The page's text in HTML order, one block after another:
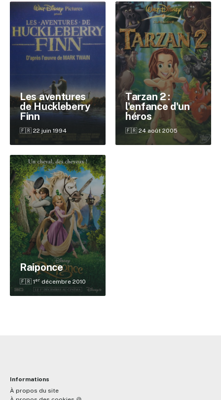
Les aventures
de Huckleberry
Finn
🇫🇷 22 juin 1994
Tarzan 2 :
l'enfance d'un
héros
🇫🇷 24 août 2005
Raiponce
🇫🇷 1er décembre 2010
Informations
À propos du site
✕